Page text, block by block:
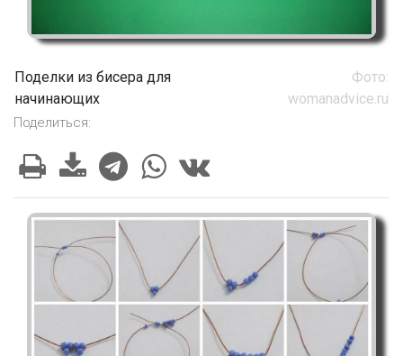
Поделки из бисера для
начинающих
Фото:
womanadvice.ru
Поделиться: